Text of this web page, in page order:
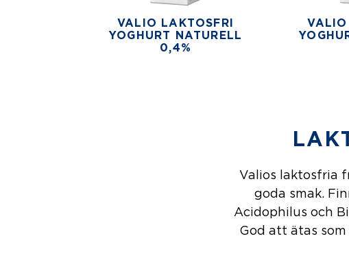
VALIO LAKTOSFRI
YOGHURT NATURELL
0,4%
VALIO
Valios laktosfria
goda smak.
Acidophilus och
God att ätas